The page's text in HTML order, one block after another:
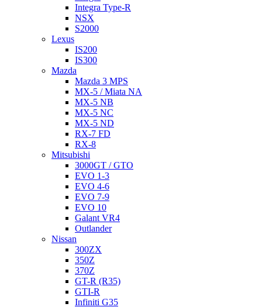
Integra Type-R
NSX
S2000
Lexus
IS200
IS300
Mazda
Mazda 3 MPS
MX-5 / Miata NA
MX-5 NB
MX-5 NC
MX-5 ND
RX-7 FD
RX-8
Mitsubishi
3000GT / GTO
EVO 1-3
EVO 4-6
EVO 7-9
EVO 10
Galant VR4
Outlander
Nissan
300ZX
350Z
370Z
GT-R (R35)
GTI-R
Infiniti G35